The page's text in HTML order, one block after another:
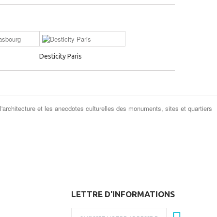
Desticity Paris
et les anecdotes culturelles des monuments, sites et quartiers
LETTRE D'INFORMATIONS